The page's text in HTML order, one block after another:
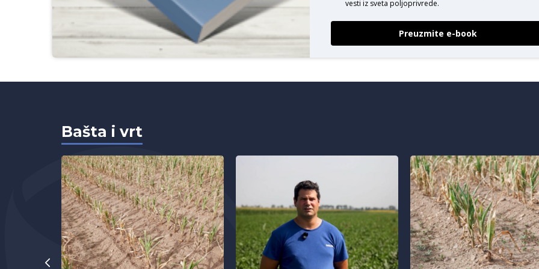
vesti iz sveta poljoprivrede.
Preuzmite e-book
Bašta i vrt